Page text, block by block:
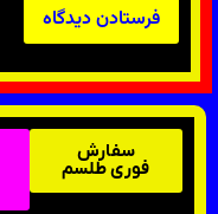
سفارش
فوری طلسم